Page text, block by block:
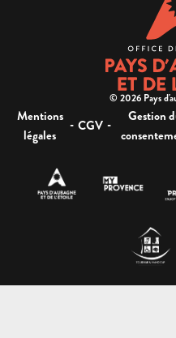
© 2026 Pays
Mentions
légales
- CGV -
Gestion